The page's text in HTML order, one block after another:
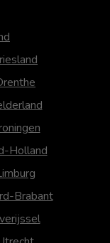
Holland
Brabant